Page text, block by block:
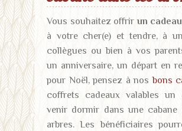
Vous souhaitez offrirun
à votre cher(e) et tendre, à
collègues ou bien à vos
un anniversaire, un départ en
pour Noël, pensez à nosbons
coffrets cadeaux valables un
venir dormir dans une cabane
arbres. Les bénéficiaires